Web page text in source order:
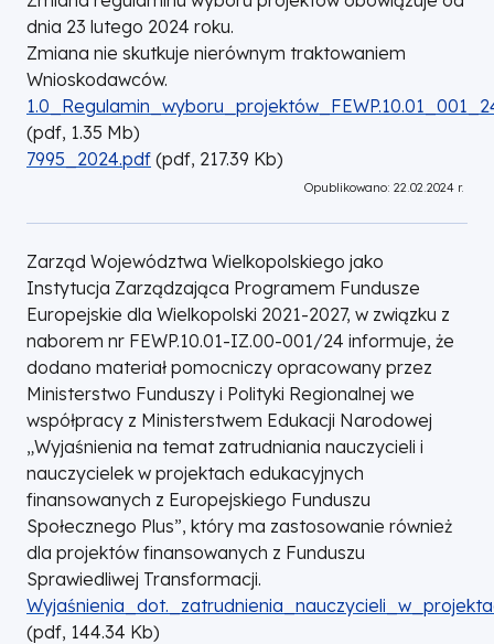
dnia 23 lutego 2024 roku.
Zmiana nie skutkuje nierównym traktowaniem
Wnioskodawców.
DOKUMENT
(pdf, 1.35 Mb)
DOKUMENT
7995_2024.pdf (pdf, 217.39 Kb)
Opublikowano: 22.02.2024 r.
Zarząd Województwa Wielkopolskiego jako
Instytucja Zarządzająca Programem Fundusze
Europejskie dla Wielkopolski 2021-2027, w związku z
naborem nr FEWP.10.01-IZ.00-001/24 informuje, że
dodano materiał pomocniczy opracowany przez
Ministerstwo Funduszy i Polityki Regionalnej we
współpracy z Ministerstwem Edukacji Narodowej
„Wyjaśnienia na temat zatrudniania nauczycieli i
nauczycielek w projektach edukacyjnych
finansowanych z Europejskiego Funduszu
Społecznego Plus”, który ma zastosowanie również
dla projektów finansowanych z Funduszu
Sprawiedliwej Transformacji.
DOKUMENT
(pdf, 144.34 Kb)